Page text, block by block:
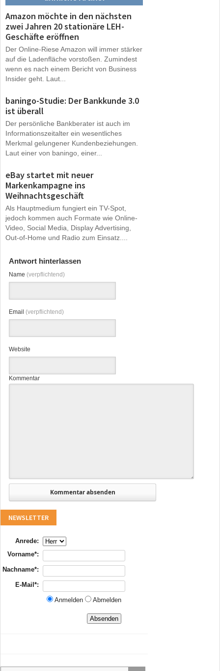
Amazon möchte in den nächsten
zwei Jahren 20 stationäre LEH-
Geschäfte eröffnen
Der Online-Riese Amazon will immer stärker
auf die Ladenfläche vorstoßen. Zumindest
wenn es nach einem Bericht von Business
Insider geht. Laut...
baningo-Studie: Der Bankkunde 3.0
ist überall
Der persönliche Bankberater ist auch im
Informationszeitalter ein wesentliches
Merkmal gelungener Kundenbeziehungen.
Laut einer von baningo, einer...
eBay startet mit neuer
Markenkampagne ins
Weihnachtsgeschäft
Als Hauptmedium fungiert ein TV-Spot,
jedoch kommen auch Formate wie Online-
Video, Social Media, Display Advertising,
Out-of-Home und Radio zum Einsatz....
Antwort hinterlassen
Name (verpflichtend)
Email (verpflichtend)
Website
Kommentar
NEWSLETTER
Anrede:
Vorname*:
Nachname*:
E-Mail*:
Anmelden Abmelden